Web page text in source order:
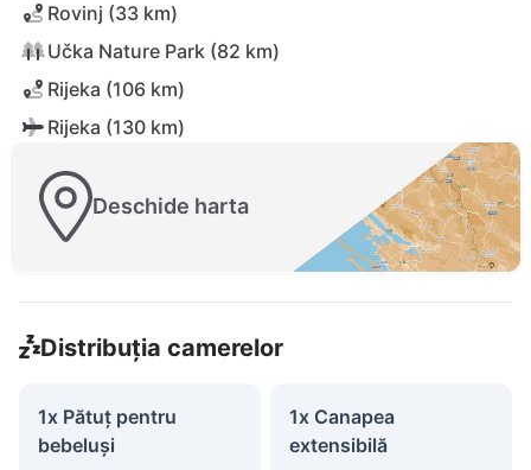
Rovinj (33 km)
Učka Nature Park (82 km)
Rijeka (106 km)
Rijeka (130 km)
Deschide harta
Distribuția camerelor
1x Pătuț pentru
bebeluși
1x Canapea
extensibilă